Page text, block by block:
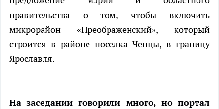
правительства о том, чтобы включить
микрорайон «Преображенский», который
строится в районе поселка Ченцы, в границу
Ярославля.
На заседании говорили много, но портал